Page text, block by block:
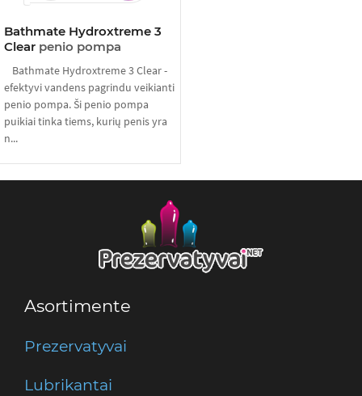
Bathmate Hydroxtreme 3
Clear penio pompa
Bathmate Hydroxtreme 3 Clear -
efektyvi vandens pagrindu veikianti
penio pompa. Ši penio pompa
puikiai tinka tiems, kurių penis yra
n...
Asortimente
Prezervatyvai
Lubrikantai